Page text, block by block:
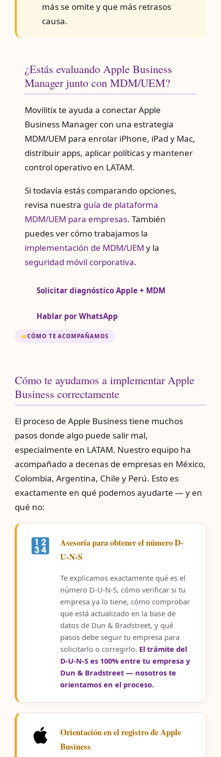
más se omite y que más retrasos
causa.
¿Estás evaluando Apple Business
Manager junto con MDM/UEM?
Movilitix te ayuda a conectar Apple
Business Manager con una estrategia
MDM/UEM para enrolar iPhone, iPad y Mac,
distribuir apps, aplicar políticas y mantener
control operativo en LATAM.
Si todavía estás comparando opciones,
revisa nuestra guía de plataforma
MDM/UEM para empresas. También
puedes ver cómo trabajamos la
implementación de MDM/UEM y la
seguridad móvil corporativa.
Solicitar diagnóstico Apple + MDM
Hablar por WhatsApp
CÓMO TE ACOMPAÑAMOS
Cómo te ayudamos a implementar Apple
Business correctamente
El proceso de Apple Business tiene muchos
pasos donde algo puede salir mal,
especialmente en LATAM. Nuestro equipo ha
acompañado a decenas de empresas en México,
Colombia, Argentina, Chile y Perú. Esto es
exactamente en qué podemos ayudarte — y en
qué no:
Asesoría para obtener el número D-
U-N-S
Te explicamos exactamente qué es el
número D-U-N-S, cómo verificar si tu
empresa ya lo tiene, cómo comprobar
que está actualizado en la base de
datos de Dun & Bradstreet, y qué
pasos debe seguir tu empresa para
solicitarlo o corregirlo. El trámite del
D-U-N-S es 100% entre tu empresa y
Dun & Bradstreet — nosotros te
orientamos en el proceso.
Orientación en el registro de Apple
Business